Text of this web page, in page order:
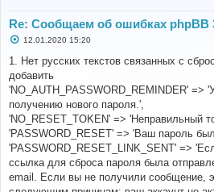
Re: Сообщаем об ошибках phpBB
С
о
б
щ
е
н
и
е
12.01.2020 15:20
1. Нет русских текстов связанных с
добавить
'NO_AUTH_PASSWORD_REMINDER' =>
получению нового пароля.',
'NO_RESET_TOKEN' => 'Неправильный
'PASSWORD_RESET' => 'Ваш пароль
'PASSWORD_RESET_LINK_SENT' =>
ссылка для сброса пароля была
email. Если вы не получили сообщение,